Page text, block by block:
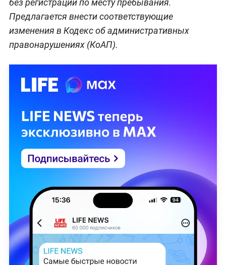
без регистрации по месту пребывания.
Предлагается внести соответствующие
изменения в Кодекс об административных
правонарушениях (КоАП).